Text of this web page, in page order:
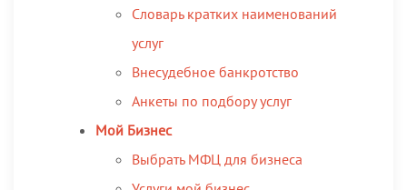
Словарь кратких наименований
услуг
Внесудебное банкротство
Анкеты по подбору услуг
Мой Бизнес
Выбрать МФЦ для бизнеса